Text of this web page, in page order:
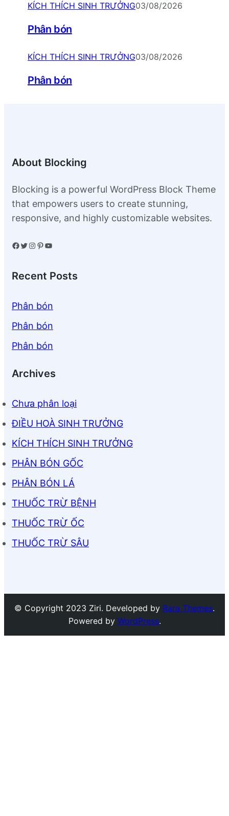
KÍCH THÍCH SINH TRƯỞNG03/08/2026
Phân bón
KÍCH THÍCH SINH TRƯỞNG03/08/2026
Phân bón
About Blocking
Blocking is a powerful WordPress Block Theme
that empowers users to create stunning,
responsive, and highly customizable websites.
Facebook Twitter Instagram Pinterest YouTube
Recent Posts
Phân bón
Phân bón
Phân bón
Archives
Chưa phân loại
ĐIỀU HOÀ SINH TRƯỞNG
KÍCH THÍCH SINH TRƯỞNG
PHÂN BÓN GỐC
PHÂN BÓN LÁ
THUỐC TRỪ BỆNH
THUỐC TRỪ ỐC
THUỐC TRỪ SÂU
© Copyright 2023 Ziri. Developed by Rara Themes.
Powered by WordPress.